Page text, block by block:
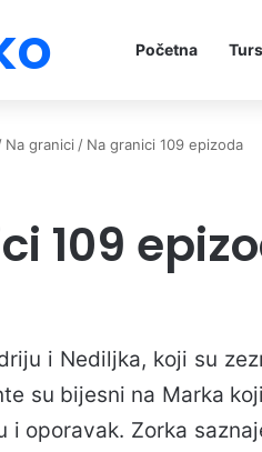
Početna
Na granici / Na granici 109 epizoda
109
i Nediljka, koji su
su bijesni na Marka
i oporavak. Zorka